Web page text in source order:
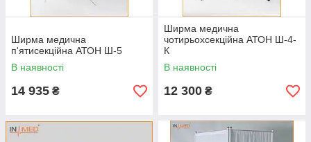
Ширма медична
п'ятисекційна АТОН Ш-5
В наявності
14 935 ₴
Ширма медична
чотирьохсекційна АТОН Ш-4-
К
В наявності
12 300 ₴